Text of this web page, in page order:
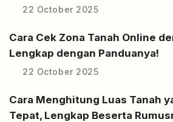
22 October 2025
Cara Cek Zona Tanah Online
Lengkap dengan Panduanya!
22 October 2025
Cara Menghitung Luas Tanah
Tepat, Lengkap Beserta